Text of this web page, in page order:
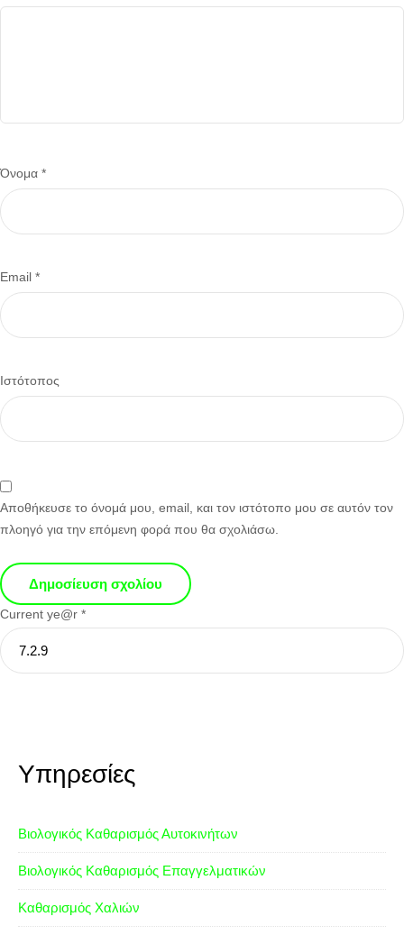
Όνομα *
Email *
Ιστότοπος
Αποθήκευσε το όνομά μου, email, και τον ιστότοπο μου σε αυτόν τον
πλοηγό για την επόμενη φορά που θα σχολιάσω.
Current ye@r *
Υπηρεσίες
Βιολογικός Καθαρισμός Αυτοκινήτων
Βιολογικός Καθαρισμός Επαγγελματικών
Καθαρισμός Χαλιών